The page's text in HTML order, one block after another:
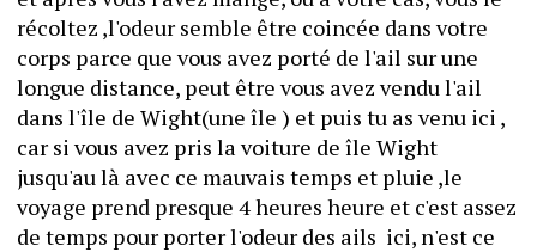
récoltez ,l'odeur semble être coincée dans votre
corps parce que vous avez porté de l'ail sur une
longue distance, peut être vous avez vendu l'ail
dans l'île de Wight(une île ) et puis tu as venu ici ,
car si vous avez pris la voiture de île Wight
jusqu'au là avec ce mauvais temps et pluie ,le
voyage prend presque 4 heures heure et c'est assez
de temps pour porter l'odeur des ails  ici, n'est ce